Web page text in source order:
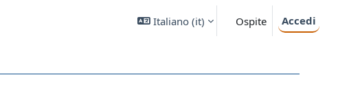
Italiano ‎(it)‎ Ospite Accedi